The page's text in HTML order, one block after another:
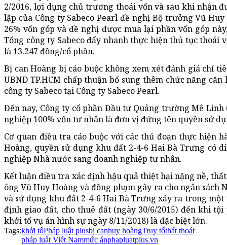
2/2016, lợi dụng chủ trương thoái vốn và sau khi nhận
lập của Công ty Sabeco Pearl đề nghị Bộ trưởng Vũ
26% vốn góp và đề nghị được mua lại phần vốn góp
Tổng công ty Sabeco đẩy nhanh thực hiện thủ tục thoái
là 13.247 đồng/cổ phần.
Bị can Hoàng bị cáo buộc không xem xét đánh giá chỉ
UBND TP.HCM chấp thuận bổ sung thêm chức năng
công ty Sabeco tại Công ty Sabeco Pearl.
Đến nay, Công ty cổ phần Đầu tư Quảng trường Mê Linh
nghiệp 100% vốn tư nhân là đơn vị đứng tên quyền sử
Cơ quan điều tra cáo buộc với các thủ đoạn thực hiện
Hoàng, quyền sử dụng khu đất 2-4-6 Hai Bà Trưng có
nghiệp Nhà nước sang doanh nghiệp tư nhân.
Kết luận điều tra xác định hậu quả thiệt hại nặng nề,
ông Vũ Huy Hoàng và đồng phạm gây ra cho ngân
và sử dụng khu đất 2-4-6 Hai Bà Trưng xảy ra trong
định giao đất, cho thuê đất (ngày 30/6/2015) đến khi
khởi tố vụ án hình sự ngày 8/11/2018) là đặc biệt lớn.
Tags:khởi tốPháp luật plusbị canhuy hoàngTruy tốthất thoát
pháp luật Việt Nammức ánphapluatplus.vn